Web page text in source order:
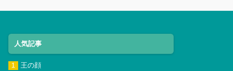
人気記事
王の顔